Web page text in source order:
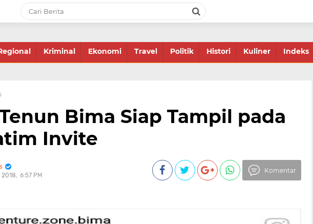
Kriminal Ekonomi Travel Politik Histori Kuliner Indeks
Bima Siap Tampil pada
Invite
2018
6:57 PM
Komentar